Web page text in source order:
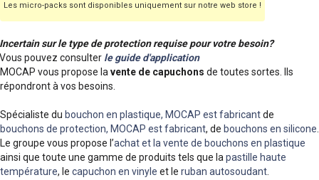
Les micro-packs sont disponibles uniquement sur notre web store !
Incertain sur le type de protection requise pour votre besoin?
Vous pouvez consulter le guide d'application
MOCAP vous propose lavente de capuchons de toutes sortes. Ils
répondront à vos besoins.
Spécialiste du bouchon en plastique, MOCAP est fabricantde
bouchons de protection, MOCAP est fabricant, de bouchons en silicone.
Le groupe vous propose l’achat et la vente de bouchons en plastique
ainsi que toute une gamme de produits tels que lapastille haute
température, le capuchon en vinyle et le ruban autosoudant.